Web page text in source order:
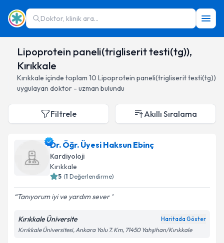
Doktor, klinik ara...
Lipoprotein paneli(trigliserit testi(tg)),
Kırıkkale
Kırıkkale içinde toplam 10 Lipoprotein paneli(trigliserit testi(tg))
uygulayan doktor - uzman bulundu
Filtrele Akıllı Sıralama
Dr. Öğr. Üyesi Haksun Ebinç
Kardiyoloji
Kırıkkale
5 (1 Değerlendirme)
Tanıyorum iyi ve yardım sever
Kırıkkale Üniversite Haritada Göster
Kırıkkale Üniversitesi, Ankara Yolu 7. Km, 71450 Yahşihan/Kırıkkale